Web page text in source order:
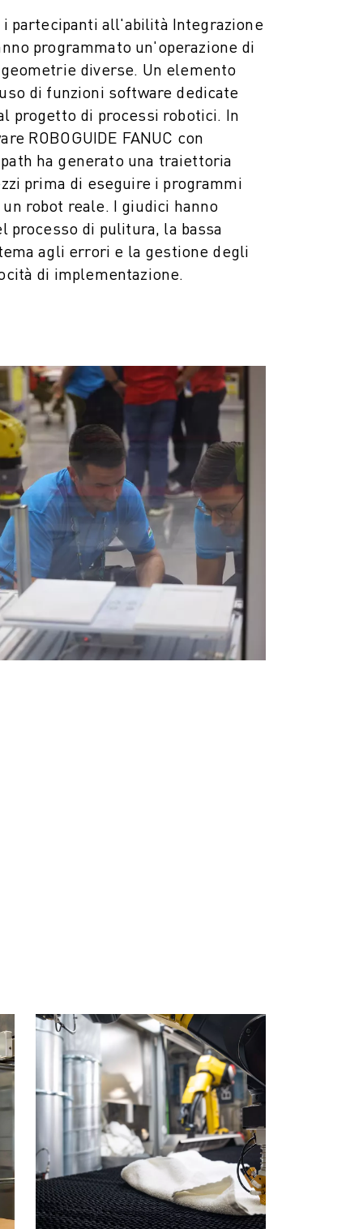
partecipanti all'abilità Integrazione
programmato un'operazione di
diverse. Un elemento
di funzioni software dedicate
progetto di processi robotici. In
ROBOGUIDE FANUC con
ha generato una traiettoria
prima di eseguire i programmi
robot reale. I giudici hanno
processo di pulitura, la bassa
agli errori e la gestione degli
di implementazione.